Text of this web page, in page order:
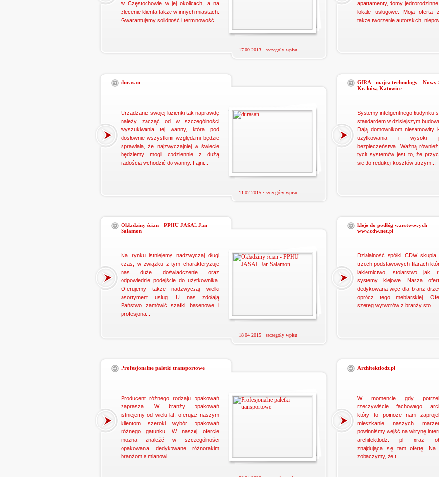
w Częstochowie w jej okolicach, a na
zlecenie klienta także w innych miastach.
Gwarantujemy solidność i terminowość...
17 09 2013 · szczegóły wpisu
apartamenty, domy
lokale usługowe. Moja oferta
także tworzenie autorskich,
durasan
Urządzanie swojej łazienki tak naprawdę
należy zacząć od w szczególności
wyszukiwania tej wanny, która pod
dosłownie wszystkimi względami będzie
sprawiała, że najzwyczajniej w świecie
będziemy mogli codziennie z dużą
radością wchodzić do wanny. Fajni...
11 02 2015 · szczegóły wpisu
GIRA - majca technology - Nowy
Kraków, Katowice
Systemy inteligentnego budynku
standardem w dzisiejszym
Dają domownikom niesamowity
użytkowania i wysoki
bezpieczeństwa. Ważną
tych systemów jest to, że
sie do redukcji kosztów utrzym...
Okładziny ścian - PPHU JASAL Jan
Salamon
Na rynku istniejemy nadzwyczaj długi
czas, w związku z tym charakteryzuje
nas duże doświadczenie oraz
odpowiednie podejście do użytkownika.
Oferujemy także nadzwyczaj wielki
asortyment usług. U nas zdołają
Państwo zamówić szafki basenowe i
profesjona...
18 04 2015 · szczegóły wpisu
kleje do podłóg warstwowych -
www.cdw.net.pl
Działalność spółki CDW
trzech podstawowych filarach
lakiernictwo, stolarstwo jak
systemy klejowe. Nasza
dedykowana więc dla branż
oprócz tego meblarskiej.
szereg wytworów z branży sto...
Profesjonalne paletki transportowe
Producent różnego rodzaju opakowań
zaprasza. W branży opakowań
istniejemy od wielu lat, oferując naszym
klientom szeroki wybór opakowań
różnego gatunku. W naszej ofercie
można znaleźć w szczególności
opakowania dedykowane różnorakim
branżom a mianowi...
Architektlodz.pl
W momencie gdy
rzeczywiście fachowego
który to pomoże nam
mieszkanie naszych
powinniśmy wejść na witrynę
architektlodz. pl oraz
znajdująca się tam ofertę. Na
zobaczymy, że t...